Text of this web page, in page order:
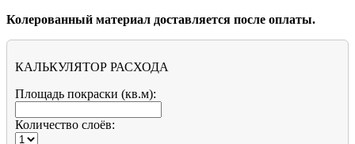
Колерованный материал доставляется после оплаты.
КАЛЬКУЛЯТОР РАСХОДА
Площадь покраски (кв.м):
Количество слоёв: